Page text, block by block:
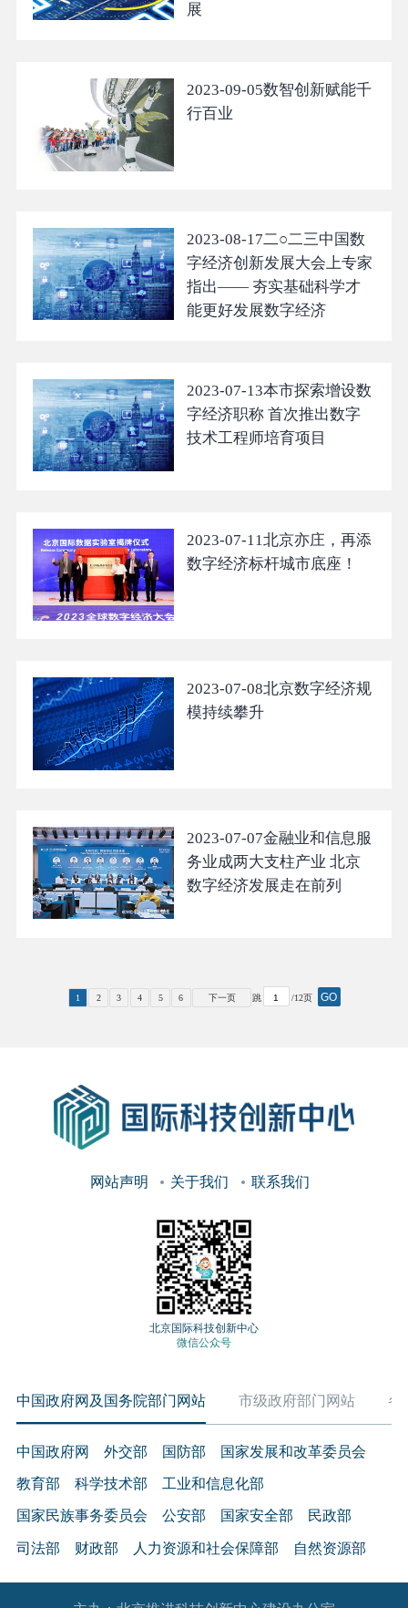
展
2023-09-05数智创新赋能千
行百业
2023-08-17二○二三中国数
字经济创新发展大会上专家
指出—— 夯实基础科学才
能更好发展数字经济
2023-07-13本市探索增设数
字经济职称 首次推出数字
技术工程师培育项目
2023-07-11北京亦庄，再添
数字经济标杆城市底座！
2023-07-08北京数字经济规
模持续攀升
2023-07-07金融业和信息服
务业成两大支柱产业 北京
数字经济发展走在前列
1 2 3 4 5 6 下一页 跳 /12页 GO
网站声明 关于我们 联系我们
北京国际科技创新中心
微信公众号
中国政府网及国务院部门网站 市级政府部门网站 各
中国政府网 外交部 国防部 国家发展和改革委员会
教育部 科学技术部 工业和信息化部
国家民族事务委员会 公安部 国家安全部 民政部
司法部 财政部 人力资源和社会保障部 自然资源部
生态环境部 住房和城乡建设部 交通运输部 水利部